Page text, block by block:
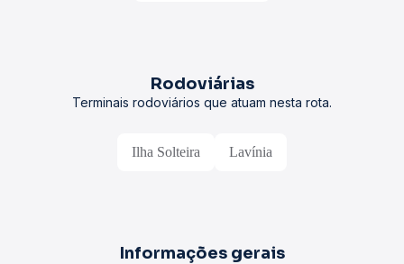
Rodoviárias
Terminais rodoviários que atuam nesta rota.
Ilha Solteira Lavínia
Informações gerais